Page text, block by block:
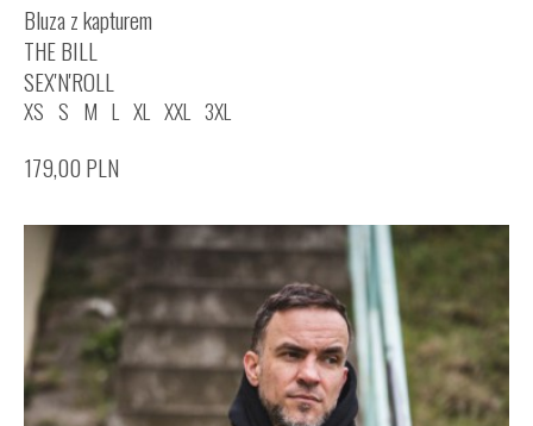
Bluza z kapturem
THE BILL
SEX'N'ROLL
XS S M L XL XXL 3XL
179,00 PLN